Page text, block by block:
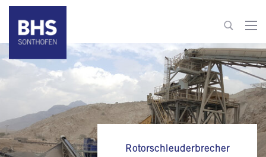
+49 8321 6099-510
building-materials@bhs-sonthofen.com
zum Kontakt
Rotorschleuderbrecher